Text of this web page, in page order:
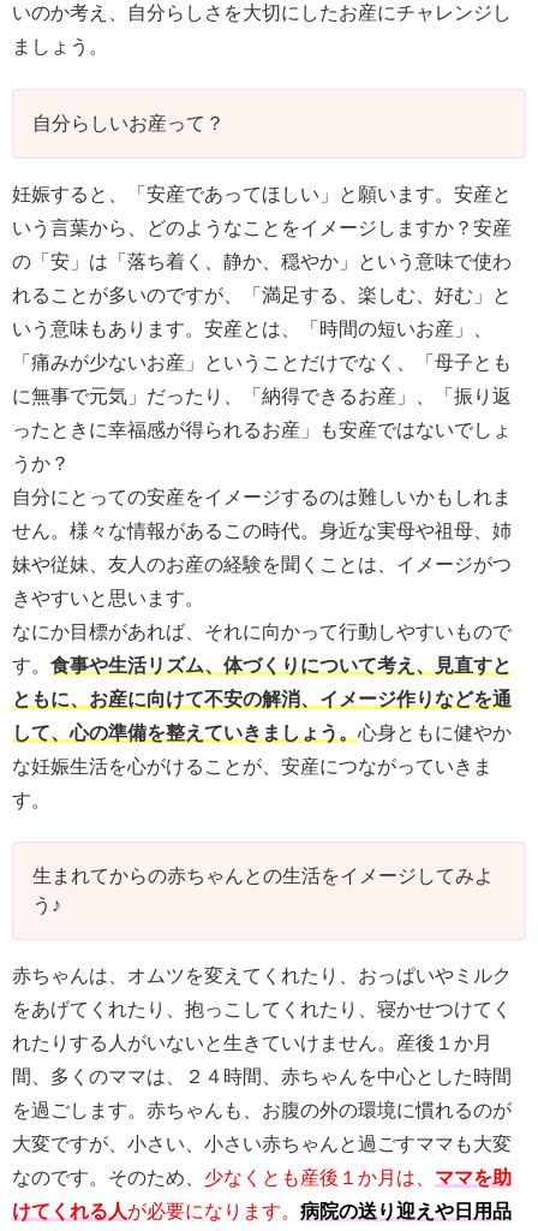
いのか考え、自分らしさを大切にしたお産にチャレンジし
ましょう。
自分らしいお産って？
妊娠すると、「安産であってほしい」と願います。安産と
いう言葉から、どのようなことをイメージしますか？安産
の「安」は「落ち着く、静か、穏やか」という意味で使わ
れることが多いのですが、「満足する、楽しむ、好む」と
いう意味もあります。安産とは、「時間の短いお産」、
「痛みが少ないお産」ということだけでなく、「母子とも
に無事で元気」だったり、「納得できるお産」、「振り返
ったときに幸福感が得られるお産」も安産ではないでしょ
うか？
自分にとっての安産をイメージするのは難しいかもしれま
せん。様々な情報があるこの時代。身近な実母や祖母、姉
妹や従妹、友人のお産の経験を聞くことは、イメージがつ
きやすいと思います。
なにか目標があれば、それに向かって行動しやすいもので
す。 食事や生活リズム、体づくりについて考え、見直すと
ともに、お産に向けて不安の解消、イメージ作りなどを通
して、心の準備を整えていきましょう。 心身ともに健やか
な妊娠生活を心がけることが、安産につながっていきま
す。
生まれてからの赤ちゃんとの生活をイメージしてみよ
う♪
赤ちゃんは、オムツを変えてくれたり、おっぱいやミルク
をあげてくれたり、抱っこしてくれたり、寝かせつけてく
れたりする人がいないと生きていけません。産後１か月
間、多くのママは、２４時間、赤ちゃんを中心とした時間
を過ごします。赤ちゃんも、お腹の外の環境に慣れるのが
大変ですが、小さい、小さい赤ちゃんと過ごすママも大変
なのです。そのため、 少なくとも産後１か月は、 ママを助
けてくれる人が必要になります。 病院の送り迎えや日用品